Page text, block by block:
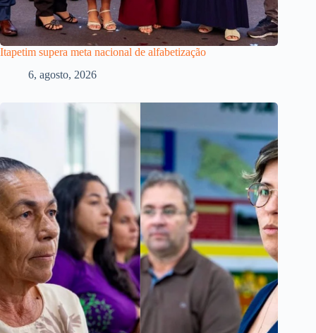
Itapetim supera meta nacional de alfabetização
6, agosto, 2026